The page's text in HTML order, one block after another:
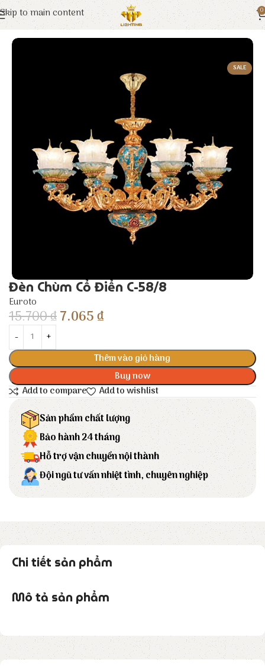
Skip to main content 0
Trang chủ Euroto Đèn Trang Trí
SALE
Đèn Chùm Cổ Điển C-58/8
Euroto
15.700₫7.065₫
Thêm vào giỏ hàng
Buy now
Add to compare
Add to wishlist
Sản phẩm chất lượng
Bảo hành 24 tháng
Hỗ trợ vận chuyển nội thành
Đội ngũ tư vấn nhiệt tình, chuyên nghiệp
Chi tiết sản phẩm
Mô tả sản phẩm